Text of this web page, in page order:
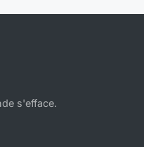
s'efface.